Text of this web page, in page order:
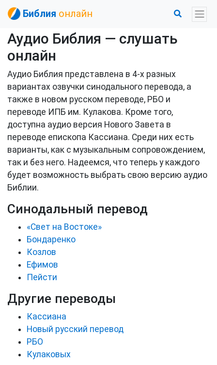
Библия онлайн
Аудио Библия — слушать
онлайн
Аудио Библия представлена в 4-х разных
вариантах озвучки синодального перевода, а
также в новом русском переводе, РБО и
переводе ИПБ им. Кулакова. Кроме того,
доступна аудио версия Нового Завета в
переводе епископа Кассиана. Среди них есть
варианты, как с музыкальным сопровождением,
так и без него. Надеемся, что теперь у каждого
будет возможность выбрать свою версию аудио
Библии.
Синодальный перевод
«Свет на Востоке»
Бондаренко
Козлов
Ефимов
Пейсти
Другие переводы
Кассиана
Новый русский перевод
РБО
Кулаковых